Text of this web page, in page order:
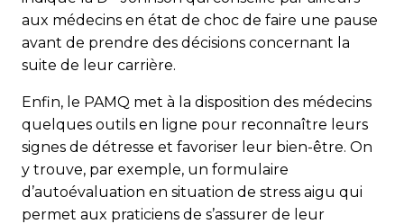
aux médecins en état de choc de faire une pause
avant de prendre des décisions concernant la
suite de leur carrière.
Enfin, le PAMQ met à la disposition des médecins
quelques outils en ligne pour reconnaître leurs
signes de détresse et favoriser leur bien-être. On
y trouve, par exemple, un formulaire
d’autoévaluation en situation de stress aigu qui
permet aux praticiens de s’assurer de leur